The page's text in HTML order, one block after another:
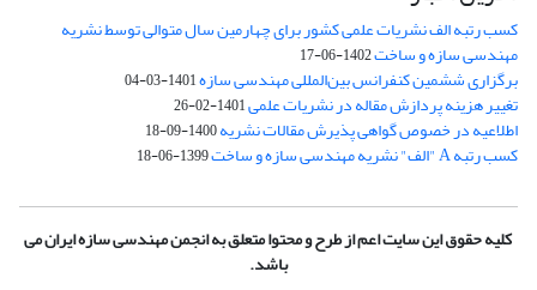
کسب رتبه الف نشریات علمی کشور برای چهارمین سال متوالی توسط نشریه
مهندسی سازه و ساخت1402-06-17
برگزاری ششمین کنفرانس بین‌المللی مهندسی سازه1401-03-04
تغییر هزینه پردازش مقاله در نشریات علمی1401-02-26
اطلاعیه در خصوص گواهی پذیرش مقالات نشریه1400-09-18
کسب رتبه A "الف" نشریه مهندسی سازه و ساخت 1399-06-18
کلیه حقوق این سایت اعم از طرح و محتوا متعلق به انجمن مهندسی سازه ایران می
باشد.